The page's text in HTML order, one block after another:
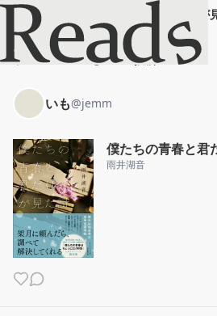
僕たちの青春と君だけが
9日
ホーム
いも 投稿
いも@jemm
僕たちの青春と君
雨井湖音